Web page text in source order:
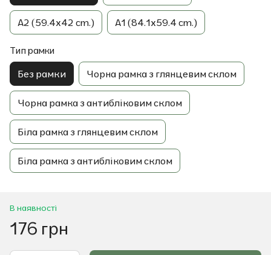
A2 (59.4x42 cm.) A1 (84.1x59.4 cm.)
Тип рамки
Без рамки Чорна рамка з глянцевим склом
Чорна рамка з антибліковим склом
Біла рамка з глянцевим склом
Біла рамка з антибліковим склом
В наявності
176 грн